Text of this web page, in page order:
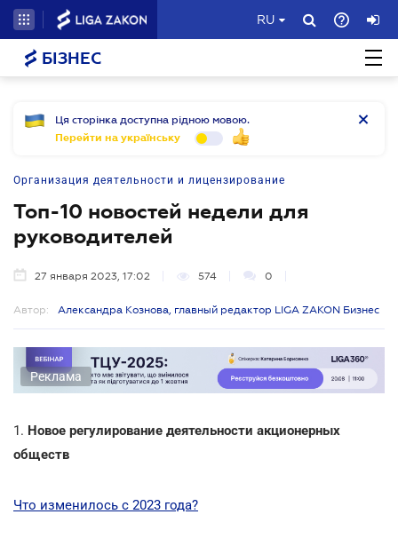
RU
БІЗНЕС
Ця сторінка доступна рідною мовою.
Перейти на українську
Организация деятельности и лицензирование
Топ-10 новостей недели для
руководителей
27 января 2023, 17:02 574 0
Автор: Александра Кознова, главный редактор LIGA ZAKON Бизнес
Реклама
1. Новое регулирование деятельности акционерных
обществ
Что изменилось с 2023 года?